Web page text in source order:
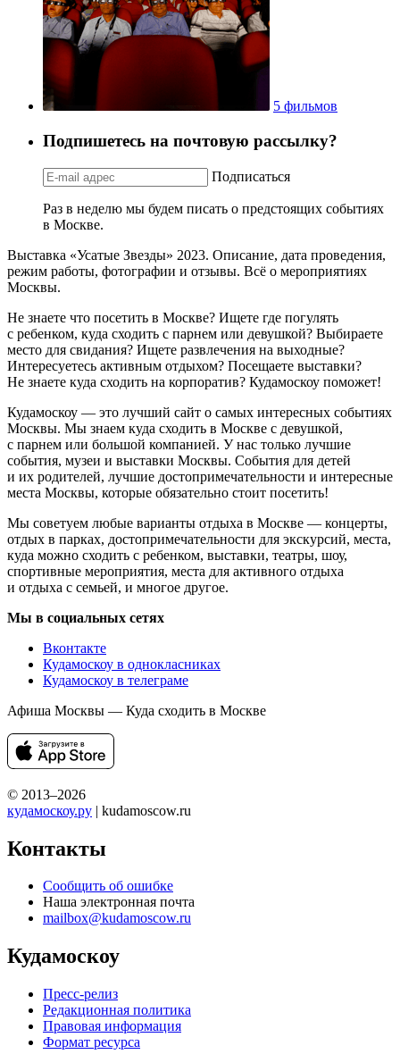
5 фильмов
Подпишетесь на почтовую рассылку?
Подписаться
Раз в неделю мы будем писать о предстоящих событиях
в Москве.
Выставка «Усатые Звезды» 2023. Описание, дата проведения,
режим работы, фотографии и отзывы. Всё о мероприятиях
Москвы.
Не знаете что посетить в Москве? Ищете где погулять
с ребенком, куда сходить с парнем или девушкой? Выбираете
место для свидания? Ищете развлечения на выходные?
Интересуетесь активным отдыхом? Посещаете выставки?
Не знаете куда сходить на корпоратив? Кудамоскоу поможет!
Кудамоскоу — это лучший сайт о самых интересных событиях
Москвы. Мы знаем куда сходить в Москве с девушкой,
с парнем или большой компанией. У нас только лучшие
события, музеи и выставки Москвы. События для детей
и их родителей, лучшие достопримечательности и интересные
места Москвы, которые обязательно стоит посетить!
Мы советуем любые варианты отдыха в Москве — концерты,
отдых в парках, достопримечательности для экскурсий, места,
куда можно сходить с ребенком, выставки, театры, шоу,
спортивные мероприятия, места для активного отдыха
и отдыха с семьей, и многое другое.
Мы в социальных сетях
Вконтакте
Кудамоскоу в однокласниках
Кудамоскоу в телеграме
Афиша Москвы — Куда сходить в Москве
© 2013–2026
кудамоскоу.ру | kudamoscow.ru
Контакты
Сообщить об ошибке
Наша электронная почта
mailbox@kudamoscow.ru
Кудамоскоу
Пресс-релиз
Редакционная политика
Правовая информация
Формат ресурса